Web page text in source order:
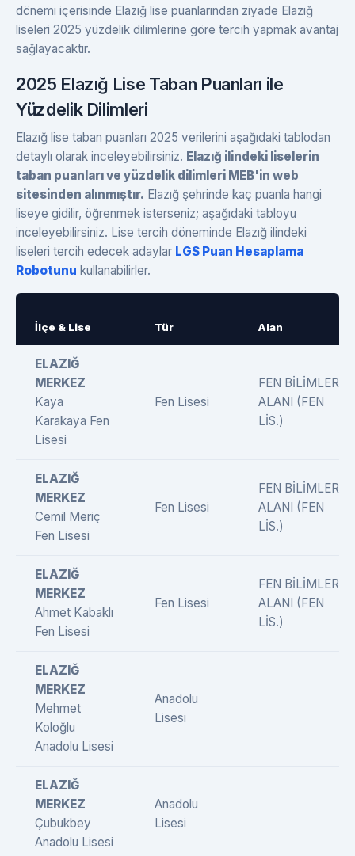
dönemi içerisinde Elazığ lise puanlarından ziyade Elazığ
liseleri 2025 yüzdelik dilimlerine göre tercih yapmak avantaj
sağlayacaktır.
2025 Elazığ Lise Taban Puanları ile
Yüzdelik Dilimleri
Elazığ lise taban puanları 2025 verilerini aşağıdaki tablodan
detaylı olarak inceleyebilirsiniz. Elazığ ilindeki liselerin
taban puanları ve yüzdelik dilimleri MEB'in web
sitesinden alınmıştır. Elazığ şehrinde kaç puanla hangi
liseye gidilir, öğrenmek isterseniz; aşağıdaki tabloyu
inceleyebilirsiniz. Lise tercih döneminde Elazığ ilindeki
liseleri tercih edecek adaylar LGS Puan Hesaplama
Robotunu kullanabilirler.
İlçe & Lise Tür Alan
ELAZIĞ
MERKEZ
Kaya
Karakaya Fen
Lisesi
Fen Lisesi
FEN BİLİMLERİ
ALANI (FEN
LİS.)
ELAZIĞ
MERKEZ
Cemil Meriç
Fen Lisesi
Fen Lisesi
FEN BİLİMLERİ
ALANI (FEN
LİS.)
ELAZIĞ
MERKEZ
Ahmet Kabaklı
Fen Lisesi
Fen Lisesi
FEN BİLİMLERİ
ALANI (FEN
LİS.)
ELAZIĞ
MERKEZ
Mehmet
Koloğlu
Anadolu Lisesi
Anadolu
Lisesi
ELAZIĞ
MERKEZ
Çubukbey
Anadolu Lisesi
Anadolu
Lisesi